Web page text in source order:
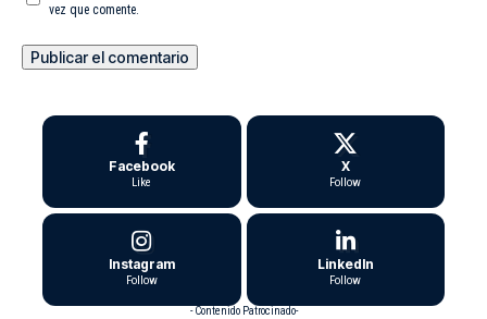
vez que comente.
Facebook
Like
X
Follow
Instagram
Follow
LinkedIn
Follow
- Contenido Patrocinado-